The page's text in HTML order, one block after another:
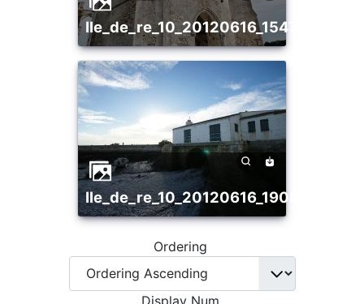
ile_de_re_10_20120616_1547441387
ile_de_re_10_20120616_1908948617
Ordering
Display Num